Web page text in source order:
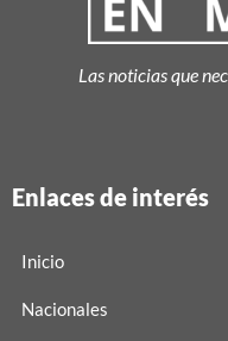
Las noticias que
Enlaces de interés
Inicio
Nacionales